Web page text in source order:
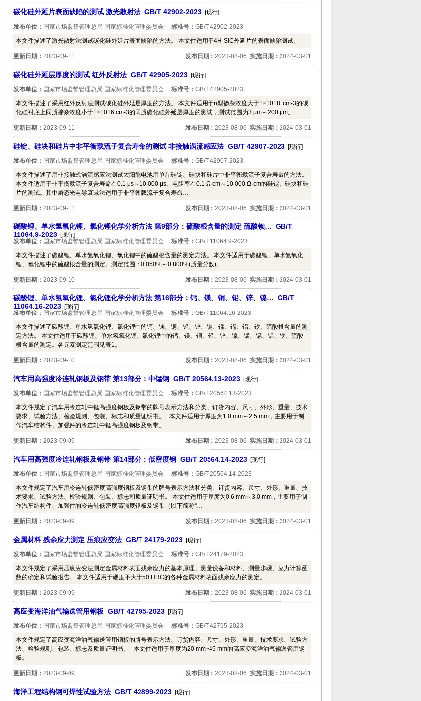
碳化硅外延片表面缺陷的测试 激光散射法 GB/T 42902-2023 [现行]
发布单位： 国家市场监督管理总局 国家标准化管理委员会 标准号： GB/T 42902-2023
本文件描述了激光散射法测试碳化硅外延片表面缺陷的方法。 本文件适用于4H-SiC外延片的表面缺陷测试。
发布日期： 2023-08-06 实施日期： 2024-03-01
更新日期： 2023-09-11
碳化硅外延层厚度的测试 红外反射法 GB/T 42905-2023 [现行]
发布单位： 国家市场监督管理总局 国家标准化管理委员会 标准号： GB/T 42905-2023
本文件描述了采用红外反射法测试碳化硅外延层厚度的方法。 本文件适用于n型掺杂浓度大于1×1018 cm-3的碳
化硅衬底上同质掺杂浓度小于1×1016 cm-3的同质碳化硅外延层厚度的测试，测试范围为3 μm～200 μm。
发布日期： 2023-08-06 实施日期： 2024-03-01
更新日期： 2023-09-11
硅锭、硅块和硅片中非平衡载流子复合寿命的测试 非接触涡流感应法 GB/T 42907-2023 [现行]
发布单位： 国家市场监督管理总局 国家标准化管理委员会 标准号： GB/T 42907-2023
本文件描述了用非接触式涡流感应法测试太阳能电池用单晶硅锭、硅块和硅片中非平衡载流子复合寿命的方法。
本文件适用于非平衡载流子复合寿命在0.1 μs～10 000 μs、电阻率在0.1 Ω·cm～10 000 Ω·cm的硅锭、硅块和硅
片的测试。其中瞬态光电导衰减法适用于非平衡载流子复合寿命…
发布日期： 2023-08-06 实施日期： 2024-03-01
更新日期： 2023-09-11
碳酸锂、单水氢氧化锂、氯化锂化学分析方法 第9部分：硫酸根含量的测定 硫酸钡… GB/T
11064.9-2023 [现行]
发布单位： 国家市场监督管理总局 国家标准化管理委员会 标准号： GB/T 11064.9-2023
本文件描述了碳酸锂、单水氢氧化锂、氯化锂中的硫酸根含量的测定方法。 本文件适用于碳酸锂、单水氢氧化
锂、氯化锂中的硫酸根含量的测定。测定范围：0.050%～0.800%(质量分数)。
发布日期： 2023-08-06 实施日期： 2024-03-01
更新日期： 2023-09-10
碳酸锂、单水氢氧化锂、氯化锂化学分析方法 第16部分：钙、镁、铜、铅、锌、镍… GB/T
11064.16-2023 [现行]
发布单位： 国家市场监督管理总局 国家标准化管理委员会 标准号： GB/T 11064.16-2023
本文件描述了碳酸锂、单水氢氧化锂、氯化锂中的钙、镁、铜、铅、锌、镍、锰、镉、铝、铁、硫酸根含量的测
定方法。 本文件适用于碳酸锂、单水氢氧化锂、氯化锂中的钙、镁、铜、铅、锌、镍、锰、镉、铝、铁、硫酸
根含量的测定。各元素测定范围见表1。
发布日期： 2023-08-06 实施日期： 2024-03-01
更新日期： 2023-09-10
汽车用高强度冷连轧钢板及钢带 第13部分：中锰钢 GB/T 20564.13-2023 [现行]
发布单位： 国家市场监督管理总局 国家标准化管理委员会 标准号： GB/T 20564.13-2023
本文件规定了汽车用冷连轧中锰高强度钢板及钢带的牌号表示方法和分类、订货内容、尺寸、外形、重量、技术
要求、试验方法、检验规则、包装、标志和质量证明书。 本文件适用于厚度为1.0 mm～2.5 mm，主要用于制
作汽车结构件、加强件的冷连轧中锰高强度钢板及钢带。
发布日期： 2023-08-06 实施日期： 2024-03-01
更新日期： 2023-09-09
汽车用高强度冷连轧钢板及钢带 第14部分：低密度钢 GB/T 20564.14-2023 [现行]
发布单位： 国家市场监督管理总局 国家标准化管理委员会 标准号： GB/T 20564.14-2023
本文件规定了汽车用冷连轧低密度高强度钢板及钢带的牌号表示方法和分类、订货内容、尺寸、外形、重量、技
术要求、试验方法、检验规则、包装、标志和质量证明书。 本文件适用于厚度为0.6 mm～3.0 mm，主要用于制
作汽车结构件、加强件的冷连轧低密度高强度钢板及钢带（以下简称“…
发布日期： 2023-08-06 实施日期： 2024-03-01
更新日期： 2023-09-09
金属材料 残余应力测定 压痕应变法 GB/T 24179-2023 [现行]
发布单位： 国家市场监督管理总局 国家标准化管理委员会 标准号： GB/T 24179-2023
本文件规定了采用压痕应变法测定金属材料表面残余应力的基本原理、测量设备和材料、测量步骤、应力计算函
数的确定和试验报告。 本文件适用于硬度不大于50 HRC的各种金属材料表面残余应力的测定。
发布日期： 2023-08-06 实施日期： 2024-03-01
更新日期： 2023-09-09
高应变海洋油气输送管用钢板 GB/T 42795-2023 [现行]
发布单位： 国家市场监督管理总局 国家标准化管理委员会 标准号： GB/T 42795-2023
本文件规定了高应变海洋油气输送管用钢板的牌号表示方法、订货内容、尺寸、外形、重量、技术要求、试验方
法、检验规则、包装、标志及质量证明书。 本文件适用于厚度为20 mm~45 mm的高应变海洋油气输送管用钢
板。
发布日期： 2023-08-06 实施日期： 2024-03-01
更新日期： 2023-09-09
海洋工程结构钢可焊性试验方法 GB/T 42899-2023 [现行]